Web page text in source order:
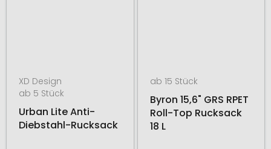
XD Design
ab 5 Stück
Urban Lite Anti-
Diebstahl-Rucksack
ab 15 Stück
Byron 15,6" GRS RPET
Roll-Top Rucksack
18 L